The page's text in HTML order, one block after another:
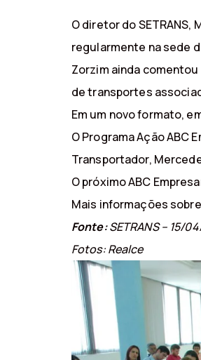
O diretor do
regularmente na sede
Zorzim ainda comentou
de transportes
Em um novo formato,
O Programa Ação ABC
Transportador,
O próximo ABC
Mais informações
Fonte:SETRANS – 15/
Fotos: Realce